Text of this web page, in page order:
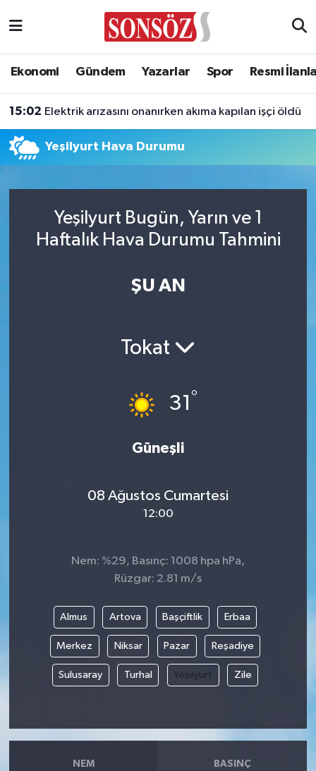
Ekonomi Gündem Yazarlar Spor Resmi
15:02 Elektrik arızasını onanırken akıma kapılan işçi öldü
Yeşilyurt Hava Durumu
Yeşilyurt Bugün, Yarın ve 1
Haftalık Hava Durumu Tahmini
ŞU AN
Tokat
31 °
Güneşli
08 Ağustos Cumartesi
12:00
Nem: %29, Basınç: 1008 hpa hPa,
Rüzgar: 2.81 m/s
Almus Artova Başçiftlik Erbaa
Merkez Niksar Pazar Reşadiye
Sulusaray Turhal Yeşilyurt Zile
NEM BASINÇ
Asayiş
Diğer
İlçe Haberleri
Kültür & Sanat
Magazin
Ankara Nöbetçi Eczaneler
Tüm Manşetler